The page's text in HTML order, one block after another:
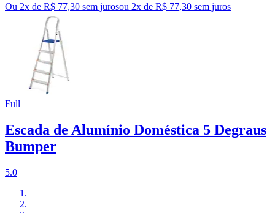
Ou 2x de R$ 77,30 sem jurosou 2x de R$ 77,30 sem juros
Full
Escada de Alumínio Doméstica 5 Degraus
Bumper
5.0